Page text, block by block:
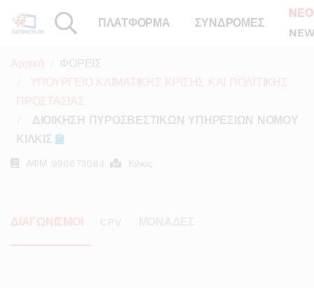
ΠΛΑΤΦΟΡΜΑ ΣΥΝΔΡΟΜΕΣ
Αρχική
ΦΟΡΕΙΣ
ΥΠΟΥΡΓΕΙΟ ΚΛΙΜΑΤΙΚΗΣ ΚΡΙΣΗΣ ΚΑΙ ΠΟΛΙΤΙΚΗΣ
ΠΡΟΣΤΑΣΙΑΣ
ΔΙΟΙΚΗΣΗ ΠΥΡΟΣΒΕΣΤΙΚΩΝ ΥΠΗΡΕΣΙΩΝ ΝΟΜΟΥ
ΚΙΛΚΙΣ
ΑΦΜ 996673084 Κιλκίς
ΔΙΑΓΩΝΙΣΜΟΙ